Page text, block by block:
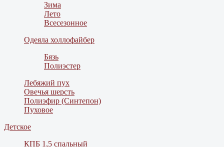
Зима
Лето
Всесезонное
Одеяла холлофайбер
Бязь
Полиэстер
Лебяжий пух
Овечья шерсть
Полиэфир (Синтепон)
Пуховое
Детское
КПБ 1,5 спальный